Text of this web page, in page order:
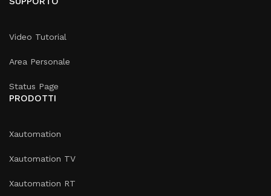
Video Tutorial
Area Personale
Status Page
PRODOTTI
Xautomation
Xautomation TV
Xautomation RT